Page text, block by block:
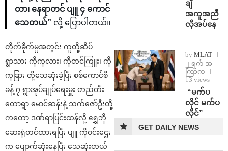
တာ၊ နေရာတင် ပျူ ၄ ကောင်
သေတယ်” လို့ ပြောပါတယ်။
တိုက်ခိုက်မှုအတွင်း ကူတို့ဆိပ်
ရွာသား ကိုကုလား၊ ကိုတင်ကြူး၊ ကို
ကုခြား တို့သေဆုံးခဲ့ပြီး စစ်ကောင်စီ
ခန့် ၇ ရွာအုပ်ချုပ်ရေးမှူး တည်တီး
တောရွာ မောင်ဆန်းနဲ့ သက်ဇော်ဦးတို့
ကတော့ ဒဏ်ရာပြင်းထန်လို့ ရွှေဘို
ဆေးရုံတင်ထားရပြီး ပျူ ကိုဝင်းဌေး
က ပျောက်ဆုံးနေပြီး သေဆုံးတယ်
ချီ
အကူအညီ
လိုအပ်နေ
by MLAT
၂ ရက် အ
ကြာက
13 views
⁨ ⁨“မက်ပ
လိုင် မက်ပ
လိုင်”
GET DAILY NEWS